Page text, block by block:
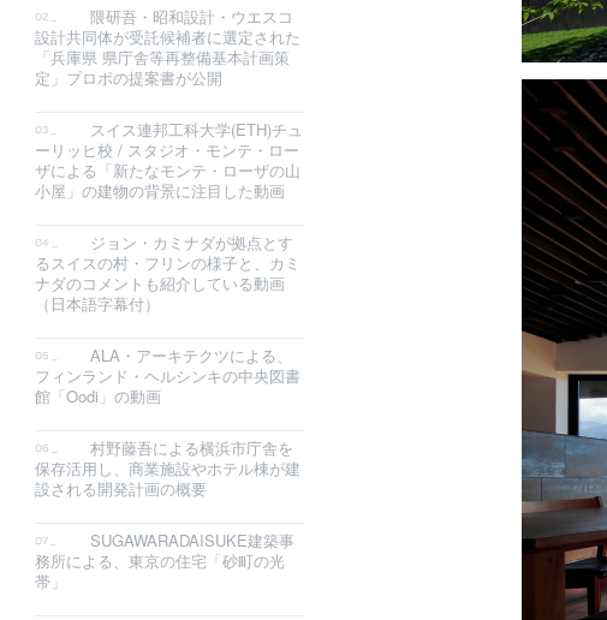
隈研吾・昭和設計・ウエスコ
設計共同体が受託候補者に選定された
「兵庫県 県庁舎等再整備基本計画策
定」プロポの提案書が公開
スイス連邦工科大学(ETH)チュ
ーリッヒ校 / スタジオ・モンテ・ロー
ザによる「新たなモンテ・ローザの山
小屋」の建物の背景に注目した動画
ジョン・カミナダが拠点とす
るスイスの村・フリンの様子と、カミ
ナダのコメントも紹介している動画
（日本語字幕付）
ALA・アーキテクツによる、
フィンランド・ヘルシンキの中央図書
館「Oodi」の動画
村野藤吾による横浜市庁舎を
保存活用し、商業施設やホテル棟が建
設される開発計画の概要
SUGAWARADAISUKE建築事
務所による、東京の住宅「砂町の光
帯」